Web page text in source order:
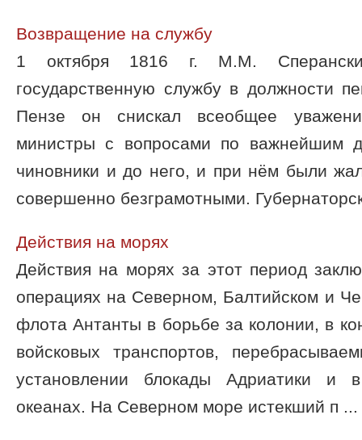
Возвращение на службу
1 октября 1816 г. М.М.
государственную службу в должности
Пензе он снискал всеобщее
министры с вопросами по важнейшим
чиновники и до него, и при нём были
совершенно безграмотными.
Действия на морях
Действия на морях за этот период
операциях на Северном, Балтийском и
флота Антанты в борьбе за колонии, в
войсковых транспортов,
установлении блокады Адриатики и
океанах. На Северном море истекший п ...